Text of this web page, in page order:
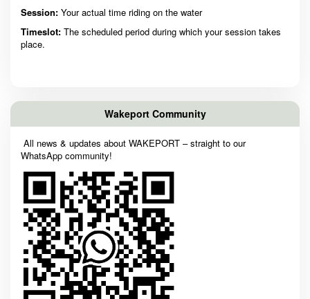
Session: Your actual time riding on the water
Timeslot: The scheduled period during which your session takes
place.
Wakeport Community
All news & updates about WAKEPORT – straight to our
WhatsApp community!